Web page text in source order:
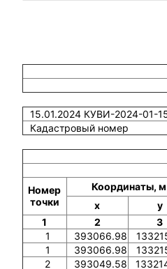
15.01.2024 КУВИ-2024-01-
Кадастровый номер
Номер
точки
Координаты, м
x
y
1
2 3
1
393066.98
1
393066.98
2
393049.58